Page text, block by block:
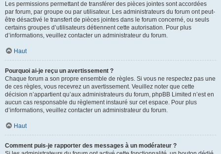
Les permissions permettant de transférer des pièces jointes sont accordées
par forum, par groupe ou par utilisateur. Les administrateurs du forum ont peut-
être désactivé le transfert de pièces jointes dans le forum concerné, ou seuls
certains groupes d’utilisateurs détiennent cette autorisation. Pour plus
d’informations, veuillez contacter un administrateur du forum.
Haut
Pourquoi ai-je reçu un avertissement ?
Chaque forum a son propre ensemble de règles. Si vous ne respectez pas une
de ces règles, vous recevrez un avertissement. Veuillez noter que cette
décision n’appartient qu’aux administrateurs du forum, phpBB Limited n’est en
aucun cas responsable du règlement instauré sur cet espace. Pour plus
d’informations, veuillez contacter un administrateur du forum.
Haut
Comment puis-je rapporter des messages à un modérateur ?